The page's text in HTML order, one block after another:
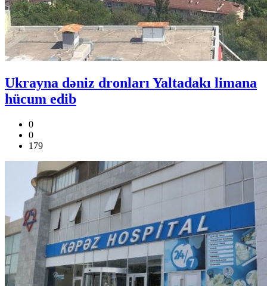
Ukrayna dəniz dronları Yaltadakı limana
hücum edib
0
0
179